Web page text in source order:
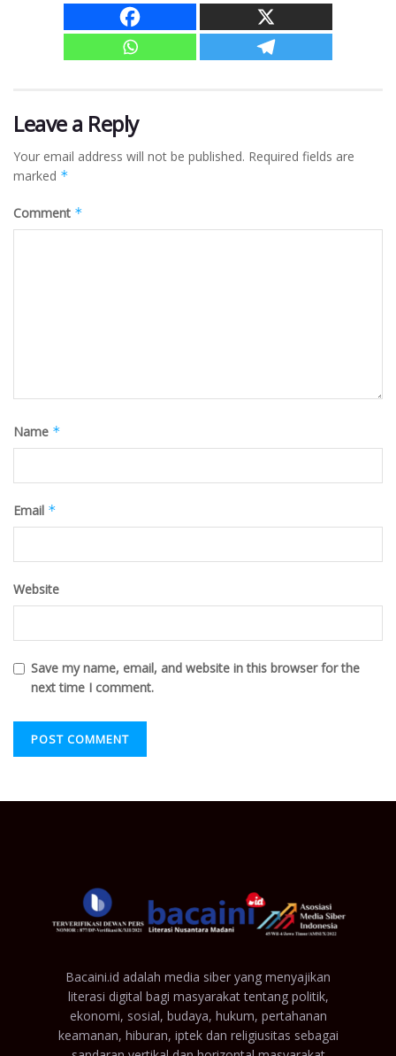
Leave a Reply
Your email address will not be published. Required fields are
marked *
Comment *
Name *
Email *
Website
Save my name, email, and website in this browser for the
next time I comment.
Bacaini.id adalah media siber yang menyajikan
literasi digital bagi masyarakat tentang politik,
ekonomi, sosial, budaya, hukum, pertahanan
keamanan, hiburan, iptek dan religiusitas sebagai